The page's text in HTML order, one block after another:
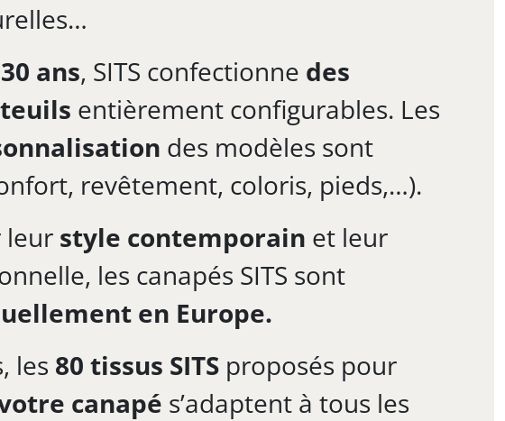
ans, SITS confectionne des
entièrement configurables. Les
des modèles sont
revêtement, coloris, pieds,…).
leur style contemporain et leur
les canapés SITS sont
en Europe.
les 80 tissus SITS proposés pour
canapé s’adaptent à tous les